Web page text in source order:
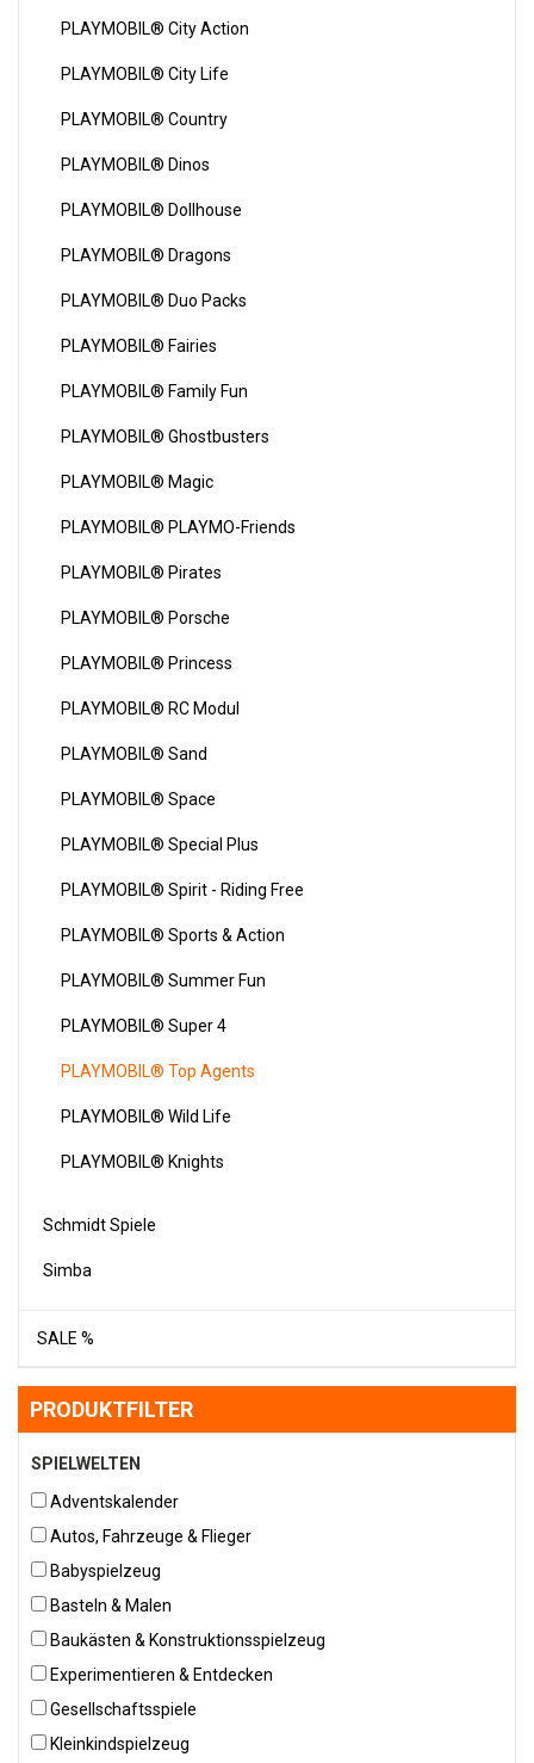
PLAYMOBIL® City Action
PLAYMOBIL® City Life
PLAYMOBIL® Country
PLAYMOBIL® Dinos
PLAYMOBIL® Dollhouse
PLAYMOBIL® Dragons
PLAYMOBIL® Duo Packs
PLAYMOBIL® Fairies
PLAYMOBIL® Family Fun
PLAYMOBIL® Ghostbusters
PLAYMOBIL® Magic
PLAYMOBIL® PLAYMO-Friends
PLAYMOBIL® Pirates
PLAYMOBIL® Porsche
PLAYMOBIL® Princess
PLAYMOBIL® RC Modul
PLAYMOBIL® Sand
PLAYMOBIL® Space
PLAYMOBIL® Special Plus
PLAYMOBIL® Spirit - Riding Free
PLAYMOBIL® Sports & Action
PLAYMOBIL® Summer Fun
PLAYMOBIL® Super 4
PLAYMOBIL® Top Agents
PLAYMOBIL® Wild Life
PLAYMOBIL® Knights
Schmidt Spiele
Simba
SALE %
PRODUKTFILTER
SPIELWELTEN
Adventskalender
Autos, Fahrzeuge & Flieger
Babyspielzeug
Basteln & Malen
Baukästen & Konstruktionsspielzeug
Experimentieren & Entdecken
Gesellschaftsspiele
Kleinkindspielzeug